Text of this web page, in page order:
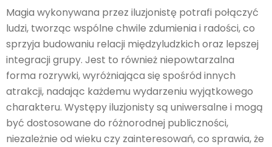
Magia wykonywana przez iluzjonistę potrafi połączyć
ludzi, tworząc wspólne chwile zdumienia i radości, co
sprzyja budowaniu relacji międzyludzkich oraz lepszej
integracji grupy. Jest to również niepowtarzalna
forma rozrywki, wyróżniająca się spośród innych
atrakcji, nadając każdemu wydarzeniu wyjątkowego
charakteru. Występy iluzjonisty są uniwersalne i mogą
być dostosowane do różnorodnej publiczności,
niezależnie od wieku czy zainteresowań, co sprawia, że